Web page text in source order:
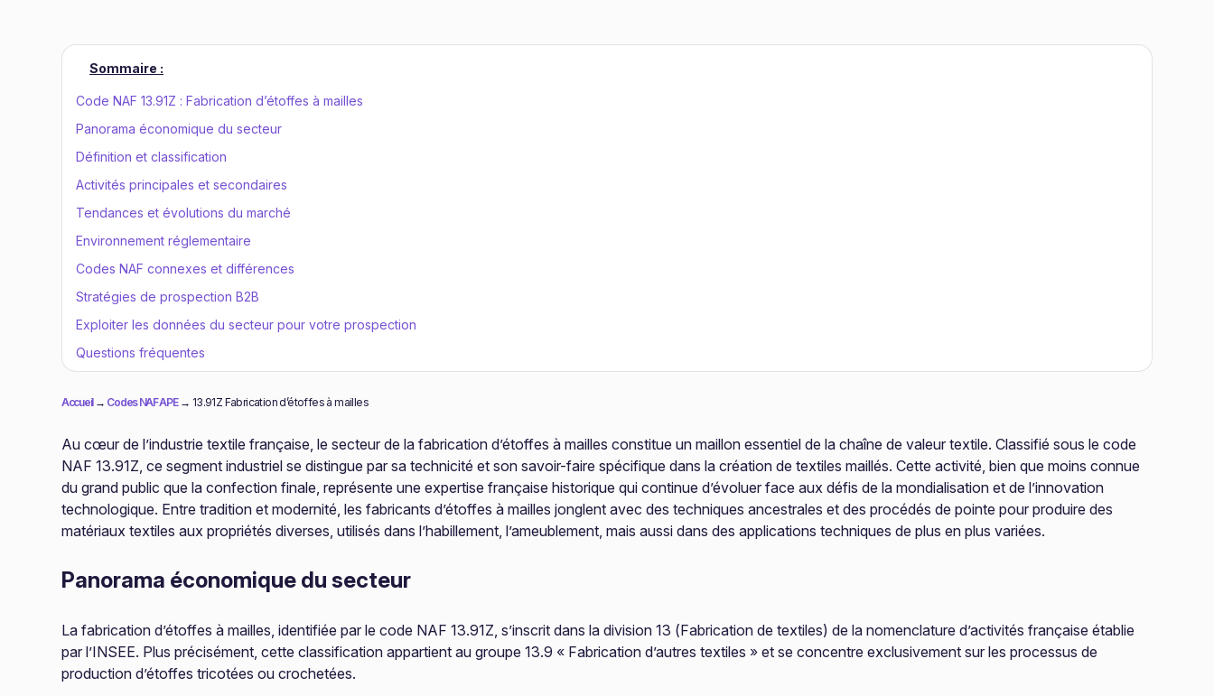
Sommaire :
Code NAF 13.91Z : Fabrication d’étoffes à mailles
Panorama économique du secteur
Définition et classification
Activités principales et secondaires
Tendances et évolutions du marché
Environnement réglementaire
Codes NAF connexes et différences
Stratégies de prospection B2B
Exploiter les données du secteur pour votre prospection
Questions fréquentes
Accueil→ Codes NAF APE→ 13.91Z Fabrication d’étoffes à mailles
Au cœur de l’industrie textile française, le secteur de la fabrication d’étoffes à mailles constitue un maillon essentiel de la chaîne de valeur textile. Classifié sous le code
NAF 13.91Z, ce segment industriel se distingue par sa technicité et son savoir-faire spécifique dans la création de textiles maillés. Cette activité, bien que moins connue
du grand public que la confection finale, représente une expertise française historique qui continue d’évoluer face aux défis de la mondialisation et de l’innovation
technologique. Entre tradition et modernité, les fabricants d’étoffes à mailles jonglent avec des techniques ancestrales et des procédés de pointe pour produire des
matériaux textiles aux propriétés diverses, utilisés dans l’habillement, l’ameublement, mais aussi dans des applications techniques de plus en plus variées.
Panorama économique du secteur
La fabrication d’étoffes à mailles, identifiée par le code NAF 13.91Z, s’inscrit dans la division 13 (Fabrication de textiles) de la nomenclature d’activités française établie
par l’INSEE. Plus précisément, cette classification appartient au groupe 13.9 « Fabrication d’autres textiles » et se concentre exclusivement sur les processus de
production d’étoffes tricotées ou crochetées.